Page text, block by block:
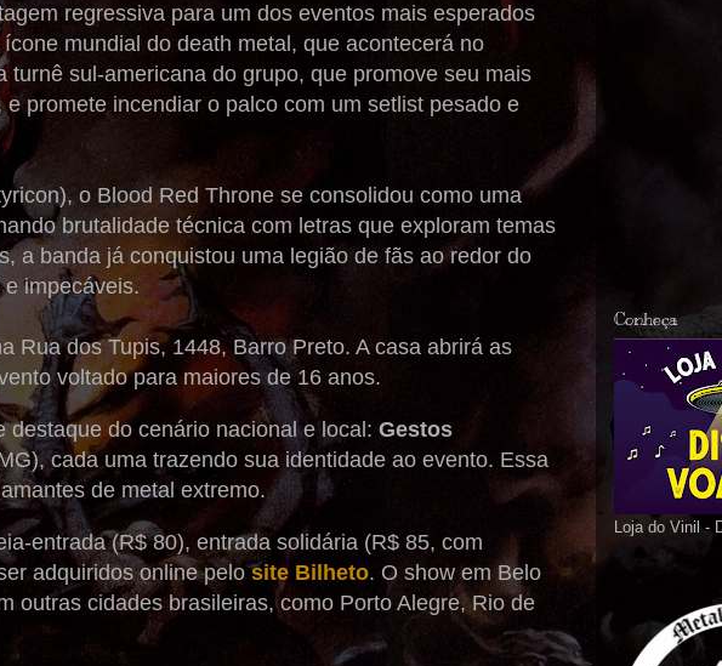
regressiva para um dos eventos mais esperados
mundial do death metal, que acontecerá no
sul-americana do grupo, que promove seu mais
promete incendiar o palco com um setlist pesado e
o Blood Red Throne se consolidou como uma
brutalidade técnica com letras que exploram temas
a banda já conquistou uma legião de fãs ao redor do
impecáveis.
Rua dos Tupis, 1448, Barro Preto. A casa abrirá as
voltado para maiores de 16 anos.
do cenário nacional e local: Gestos
cada uma trazendo sua identidade ao evento. Essa
de metal extremo.
entrada (R$ 80), entrada solidária (R$ 85, com
adquiridos online pelosite Bilheto. O show em Belo
outras cidades brasileiras, como Porto Alegre, Rio de
Conheça
Loja do Vinil -